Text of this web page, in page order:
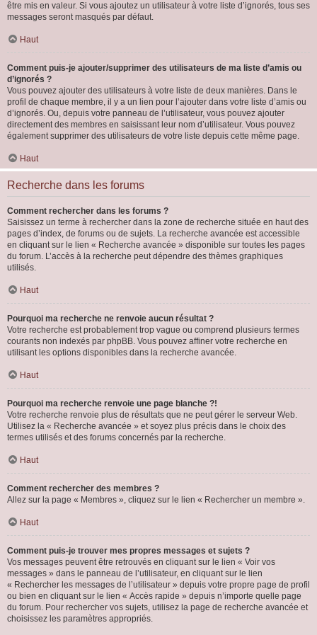
être mis en valeur. Si vous ajoutez un utilisateur à votre liste d’ignorés, tous ses
messages seront masqués par défaut.
Haut
Comment puis-je ajouter/supprimer des utilisateurs de ma liste d’amis ou
d’ignorés ?
Vous pouvez ajouter des utilisateurs à votre liste de deux manières. Dans le
profil de chaque membre, il y a un lien pour l’ajouter dans votre liste d’amis ou
d’ignorés. Ou, depuis votre panneau de l’utilisateur, vous pouvez ajouter
directement des membres en saisissant leur nom d’utilisateur. Vous pouvez
également supprimer des utilisateurs de votre liste depuis cette même page.
Haut
Recherche dans les forums
Comment rechercher dans les forums ?
Saisissez un terme à rechercher dans la zone de recherche située en haut des
pages d’index, de forums ou de sujets. La recherche avancée est accessible
en cliquant sur le lien « Recherche avancée » disponible sur toutes les pages
du forum. L’accès à la recherche peut dépendre des thèmes graphiques
utilisés.
Haut
Pourquoi ma recherche ne renvoie aucun résultat ?
Votre recherche est probablement trop vague ou comprend plusieurs termes
courants non indexés par phpBB. Vous pouvez affiner votre recherche en
utilisant les options disponibles dans la recherche avancée.
Haut
Pourquoi ma recherche renvoie une page blanche ?!
Votre recherche renvoie plus de résultats que ne peut gérer le serveur Web.
Utilisez la « Recherche avancée » et soyez plus précis dans le choix des
termes utilisés et des forums concernés par la recherche.
Haut
Comment rechercher des membres ?
Allez sur la page « Membres », cliquez sur le lien « Rechercher un membre ».
Haut
Comment puis-je trouver mes propres messages et sujets ?
Vos messages peuvent être retrouvés en cliquant sur le lien « Voir vos
messages » dans le panneau de l’utilisateur, en cliquant sur le lien
« Rechercher les messages de l’utilisateur » depuis votre propre page de profil
ou bien en cliquant sur le lien « Accès rapide » depuis n’importe quelle page
du forum. Pour rechercher vos sujets, utilisez la page de recherche avancée et
choisissez les paramètres appropriés.